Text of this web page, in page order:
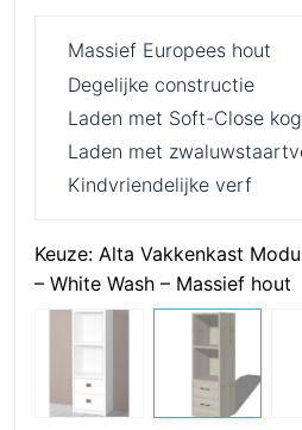
Massief Europees hout
Degelijke constructie
Laden met Soft-Close
Laden met
Kindvriendelijke verf
Keuze: Alta Vakkenkast
– White Wash – Massief hout